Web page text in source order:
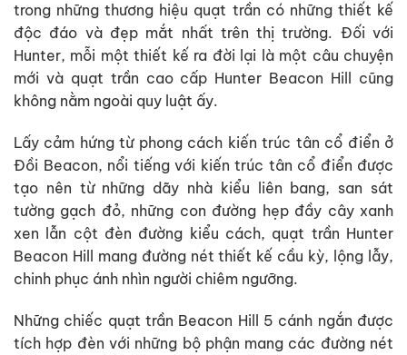
trong những thương hiệu quạt trần có những thiết kế
độc đáo và đẹp mắt nhất trên thị trường. Đối với
Hunter, mỗi một thiết kế ra đời lại là một câu chuyện
mới và quạt trần cao cấp Hunter Beacon Hill cũng
không nằm ngoài quy luật ấy.
Lấy cảm hứng từ phong cách kiến trúc tân cổ điển ở
Đồi Beacon, nổi tiếng với kiến trúc tân cổ điển được
tạo nên từ những dãy nhà kiểu liên bang, san sát
tường gạch đỏ, những con đường hẹp đầy cây xanh
xen lẫn cột đèn đường kiểu cách, quạt trần Hunter
Beacon Hill mang đường nét thiết kế cầu kỳ, lộng lẫy,
chinh phục ánh nhìn người chiêm ngưỡng.
Những chiếc quạt trần Beacon Hill 5 cánh ngắn được
tích hợp đèn với những bộ phận mang các đường nét